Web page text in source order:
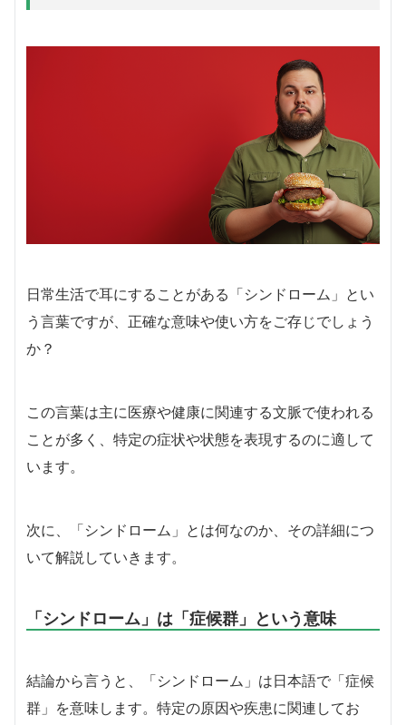
日常生活で耳にすることがある「シンドローム」とい
う言葉ですが、正確な意味や使い方をご存じでしょう
か？
この言葉は主に医療や健康に関連する文脈で使われる
ことが多く、特定の症状や状態を表現するのに適して
います。
次に、「シンドローム」とは何なのか、その詳細につ
いて解説していきます。
「シンドローム」は「症候群」という意味
結論から言うと、「シンドローム」は日本語で「症候
群」を意味します。特定の原因や疾患に関連してお